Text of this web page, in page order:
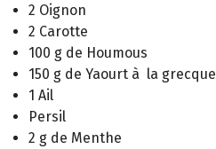
2 Oignon
2 Carotte
100 g de Houmous
150 g de Yaourt à la grecque
1 Ail
Persil
2 g de Menthe